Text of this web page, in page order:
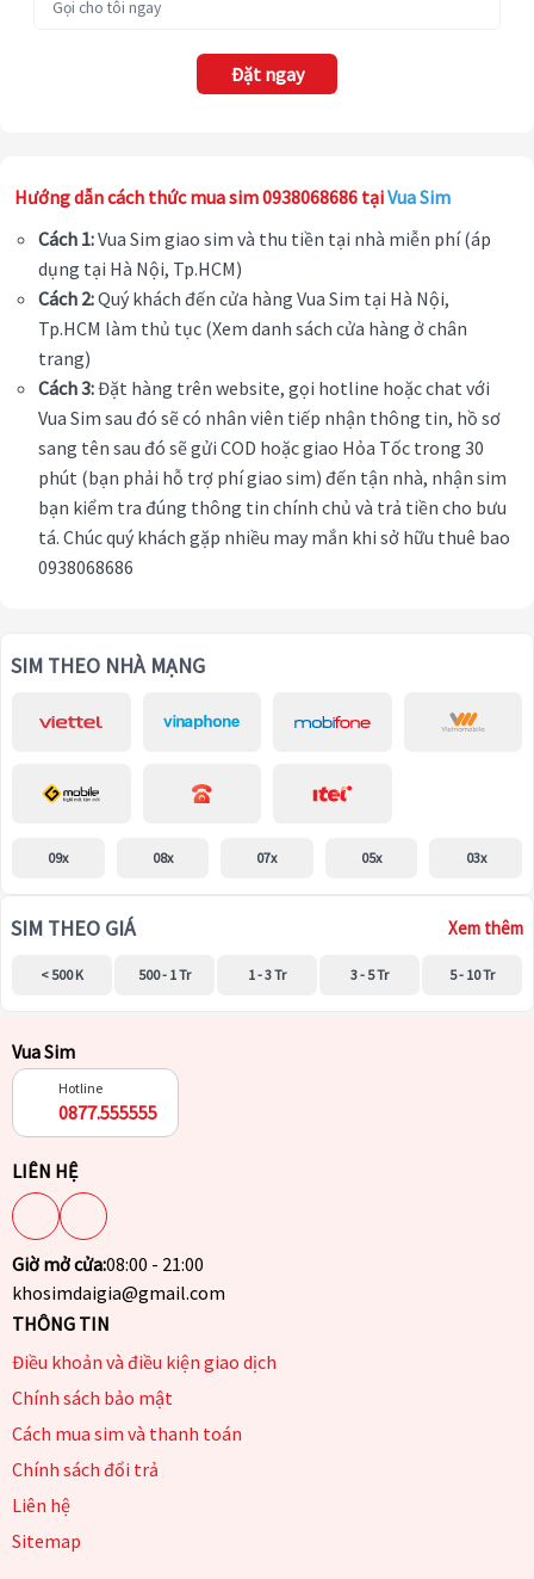
Đặt ngay
Hướng dẫn cách thức mua sim 0938068686 tạiVua Sim
Cách 1:Vua Sim giao sim và thu tiền tại nhà miễn phí (áp
dụng tại Hà Nội, Tp.HCM)
Cách 2:Quý khách đến cửa hàng Vua Sim tại Hà Nội,
Tp.HCM làm thủ tục (Xem danh sách cửa hàng ở chân
trang)
Cách 3:Đặt hàng trên website, gọi hotline hoặc chat với
Vua Sim sau đó sẽ có nhân viên tiếp nhận thông tin, hồ sơ
sang tên sau đó sẽ gửi COD hoặc giao Hỏa Tốc trong 30
phút (bạn phải hỗ trợ phí giao sim) đến tận nhà, nhận sim
bạn kiểm tra đúng thông tin chính chủ và trả tiền cho bưu
tá. Chúc quý khách gặp nhiều may mắn khi sở hữu thuê bao
0938068686
SIM THEO NHÀ MẠNG
09x 08x 07x 05x 03x
SIM THEO GIÁ Xem thêm
< 500 K 500 - 1 Tr 1 - 3 Tr 3 - 5 Tr 5 - 10 Tr
Vua Sim
Hotline
0877.555555
LIÊN HỆ
Giờ mở cửa:08:00 - 21:00
khosimdaigia@gmail.com
THÔNG TIN
Điều khoản và điều kiện giao dịch
Chính sách bảo mật
Cách mua sim và thanh toán
Chính sách đổi trả
Liên hệ
Sitemap